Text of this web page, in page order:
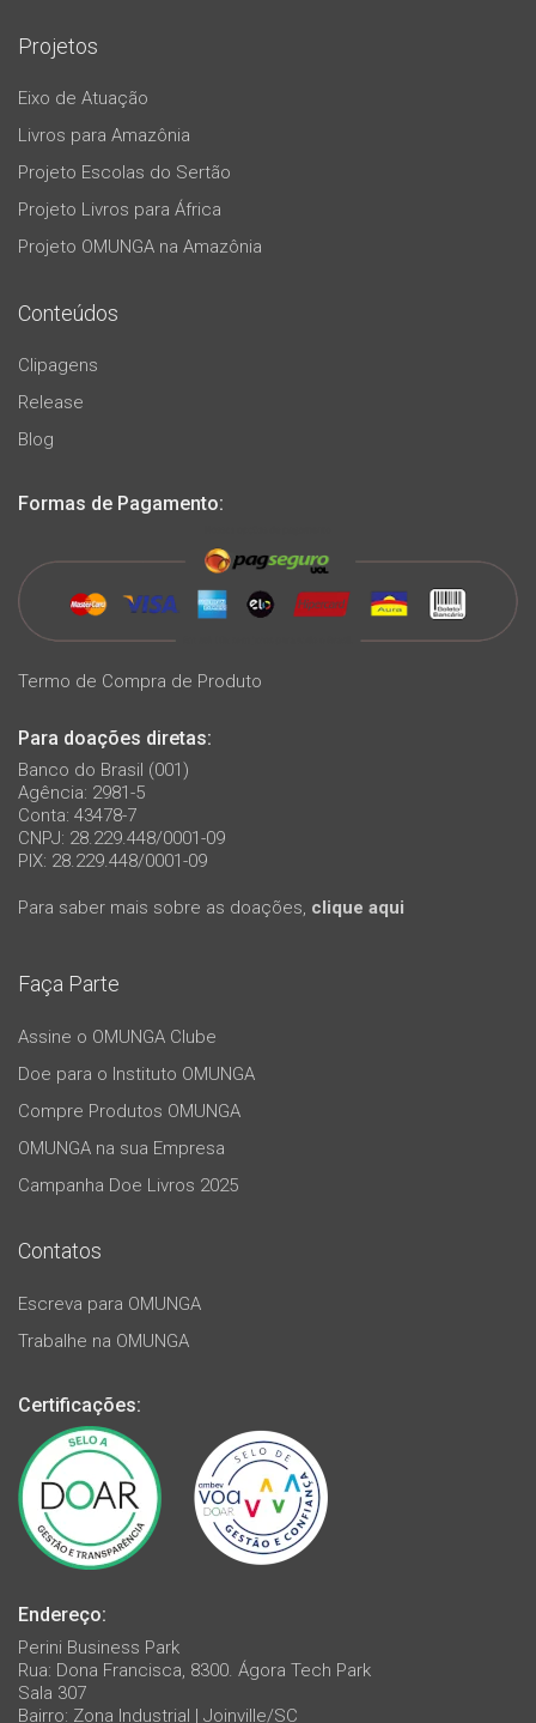
Projetos
Eixo de Atuação
Livros para Amazônia
Projeto Escolas do Sertão
Projeto Livros para África
Projeto OMUNGA na Amazônia
Conteúdos
Clipagens
Release
Blog
Formas de Pagamento:
Termo de Compra de Produto
Para doações diretas:
Banco do Brasil (001)
Agência: 2981-5
Conta: 43478-7
CNPJ: 28.229.448/0001-09
PIX: 28.229.448/0001-09
Para saber mais sobre as doações, clique aqui
Faça Parte
Assine o OMUNGA Clube
Doe para o Instituto OMUNGA
Compre Produtos OMUNGA
OMUNGA na sua Empresa
Campanha Doe Livros 2025
Contatos
Escreva para OMUNGA
Trabalhe na OMUNGA
Certificações:
Endereço:
Perini Business Park
Rua: Dona Francisca, 8300. Ágora Tech Park
Sala 307
Bairro: Zona Industrial | Joinville/SC